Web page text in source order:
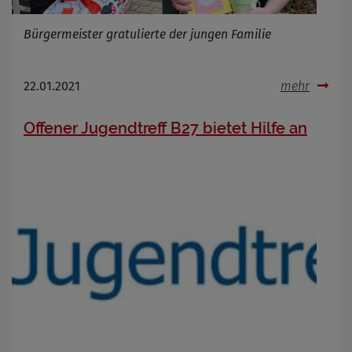
Bürgermeister gratulierte der jungen Familie
22.01.2021 mehr
Offener Jugendtreff B27 bietet Hilfe an